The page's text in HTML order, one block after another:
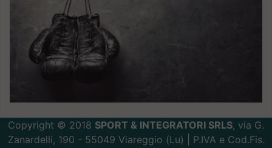
Copyright © 2018 SPORT & INTEGRATORI SRLS, via G.
Zanardelli, 190 - 55049 Viareggio (Lu) | P.IVA e Cod.Fis.